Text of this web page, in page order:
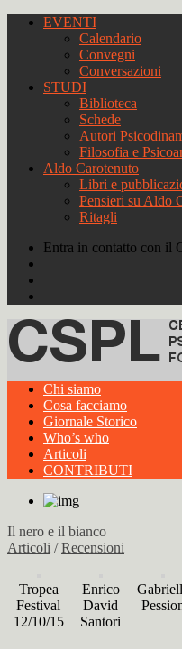
EVENTI
Calendario
Convegni
Conversazioni
STUDI
Biblioteca
Schede
Autori
Filosofia e
Aldo Carotenuto
Libri e
Pensieri su Aldo
Ritagli
Entra in contatto con il
Chi siamo
Cosa facciamo
Giornale Storico
Who’s who
Articoli
CONTRIBUTI
Il nero e il bianco
Articoli /Recensioni
Tropea
Festival
12/10/15
Enrico
David
Santori